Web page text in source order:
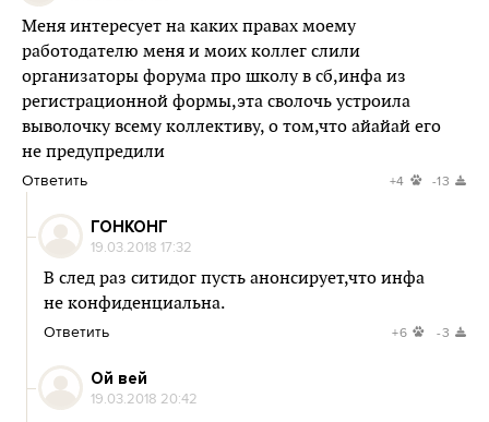
Меня интересует на каких правах моему
работодателю меня и моих коллег слили
организаторы форума про школу в сб,инфа из
регистрационной формы,эта сволочь устроила
выволочку всему коллективу, о том,что айайай его
не предупредили
Ответить +4 -13
ГОНКОНГ
19.03.2018 17:32
В след раз ситидог пусть анонсирует,что инфа
не конфиденциальна.
Ответить +6 -3
Ой вей
19.03.2018 20:42